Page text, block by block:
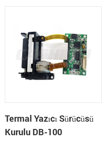
Termal Yazıcı Sürücüsü
Kurulu DB-100